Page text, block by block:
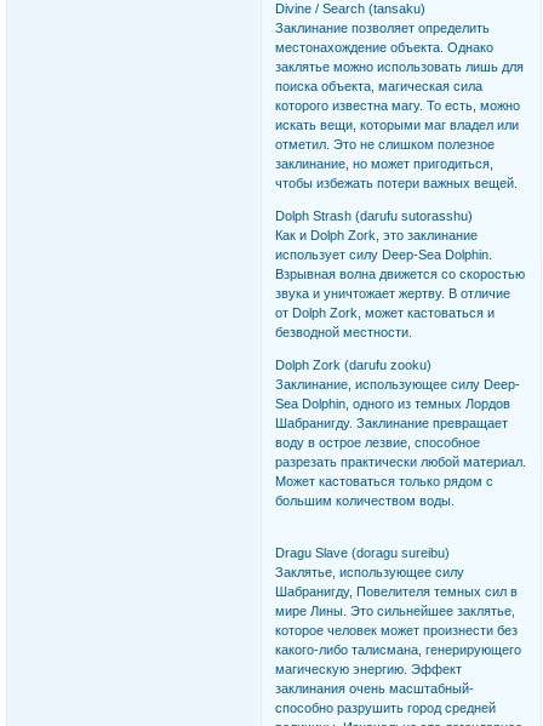
Divine / Search (tansaku)
Заклинание позволяет определить
местонахождение объекта. Однако
заклятье можно использовать лишь для
поиска объекта, магическая сила
которого известна магу. То есть, можно
искать вещи, которыми маг владел или
отметил. Это не слишком полезное
заклинание, но может пригодиться,
чтобы избежать потери важных вещей.
Dolph Strash (darufu sutorasshu)
Как и Dolph Zork, это заклинание
использует силу Deep-Sea Dolphin.
Взрывная волна движется со скоростью
звука и уничтожает жертву. В отличие
от Dolph Zork, может кастоваться и
безводной местности.
Dolph Zork (darufu zooku)
Заклинание, использующее силу Deep-
Sea Dolphin, одного из темных Лордов
Шабранигду. Заклинание превращает
воду в острое лезвие, способное
разрезать практически любой материал.
Может кастоваться только рядом с
большим количеством воды.
Dragu Slave (doragu sureibu)
Заклятье, использующее силу
Шабранигду, Повелителя темных сил в
мире Лины. Это сильнейшее заклятье,
которое человек может произнести без
какого-либо талисмана, генерирующего
магическую энергию. Эффект
заклинания очень масштабный-
способно разрушить город средней